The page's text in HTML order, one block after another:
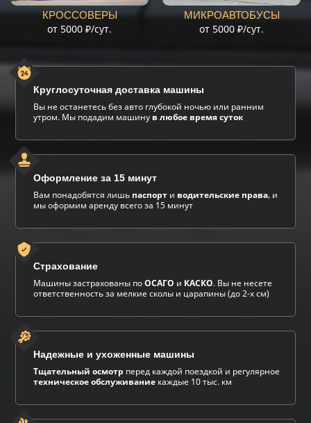
КРОССОВЕРЫ
от 5000 ₽/сут.
МИКРОАВТОБУСЫ
от 5000 ₽/сут.
Круглосуточная доставка машины
Вы не останетесь без авто глубокой ночью или ранним
утром. Мы подадим машину в любое время суток
Оформление за 15 минут
Вам понадобятся лишь паспорт и водительские права, и
мы оформим аренду всего за 15 минут
Страхование
Машины застрахованы поОСАГО и КАСКО. Вы не несете
ответственность за мелкие сколы и царапины (до 2-х см)
Надежные и ухоженные машины
Тщательный осмотр перед каждой поездкой и регулярное
техническое обслуживание каждые 10 тыс. км